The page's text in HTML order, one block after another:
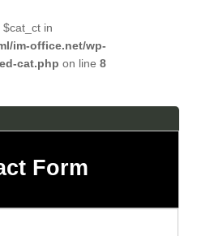
in
im-office.net/wp-
cat.php on line8
Form